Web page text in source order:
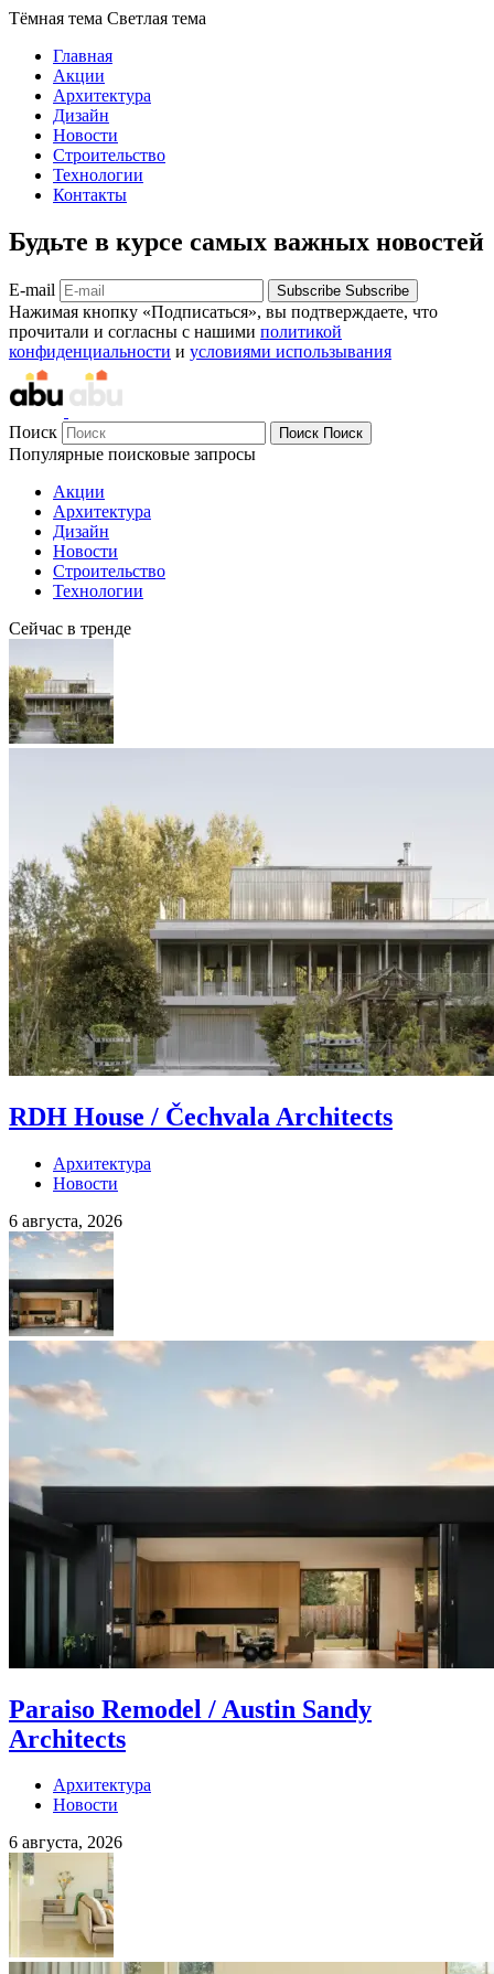
Тёмная тема Светлая тема
Главная
Акции
Архитектура
Дизайн
Новости
Строительство
Технологии
Контакты
Будьте в курсе самых важных новостей
E-mail Subscribe Subscribe
Нажимая кнопку «Подписаться», вы подтверждаете, что
прочитали и согласны с нашими политикой
конфиденциальности и условиями использывания
Поиск Поиск Поиск
Популярные поисковые запросы
Акции
Архитектура
Дизайн
Новости
Строительство
Технологии
Сейчас в тренде
RDH House / Čechvala Architects
Архитектура
Новости
6 августа, 2026
Paraiso Remodel / Austin Sandy
Architects
Архитектура
Новости
6 августа, 2026